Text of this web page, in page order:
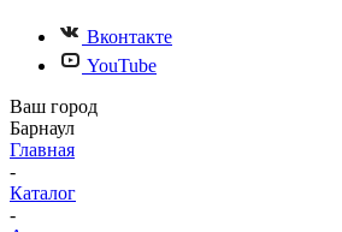
Вконтакте
YouTube
Ваш город
Барнаул
Главная
-
Каталог
-